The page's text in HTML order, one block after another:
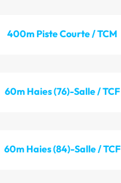
400m Piste Courte / TCM
60m Haies (76)-Salle / TCF
60m Haies (84)-Salle / TCF